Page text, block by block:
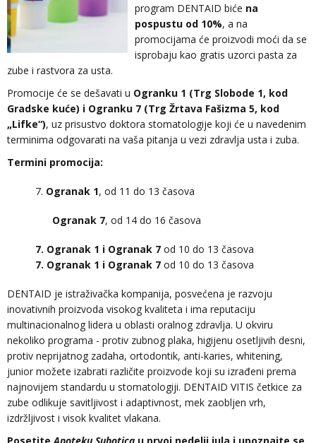
program DENTAID biće na
pospustu od 10%, a na
promocijama će proizvodi moći da se
isprobaju kao gratis uzorci pasta za
zube i rastvora za usta.
Promocije će se dešavati u Ogranku 1 (Trg Slobode 1, kod
Gradske kuće) i Ogranku 7 (Trg Žrtava Fašizma 5, kod
„Lifke“), uz prisustvo doktora stomatologije koji će u navedenim
terminima odgovarati na vaša pitanja u vezi zdravlja usta i zuba.
Termini promocija:
7. Ogranak 1, od 11 do 13 časova
Ogranak 7, od 14 do 16 časova
7. Ogranak 1 i Ogranak 7 od 10 do 13 časova
7. Ogranak 1 i Ogranak 7 od 10 do 13 časova
DENTAID je istraživačka kompanija, posvećena je razvoju
inovativnih proizvoda visokog kvaliteta i ima reputaciju
multinacionalnog lidera u oblasti oralnog zdravlja. U okviru
nekoliko programa - protiv zubnog plaka, higijenu osetljivih desni,
protiv neprijatnog zadaha, ortodontik, anti-karies, whitening,
junior možete izabrati različite proizvode koji su izrađeni prema
najnovijem standardu u stomatologiji. DENTAID VITIS četkice za
zube odlikuje savitljivost i adaptivnost, mek zaobljen vrh,
izdržljivost i visok kvalitet vlakana.